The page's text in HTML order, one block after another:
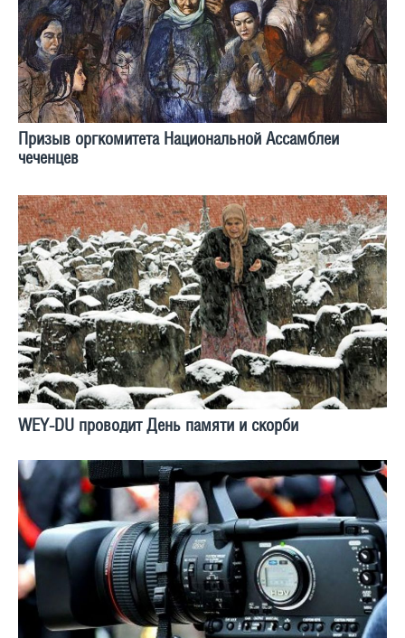
Призыв оргкомитета Национальной Ассамблеи
чеченцев
WEY-DU проводит День памяти и скорби